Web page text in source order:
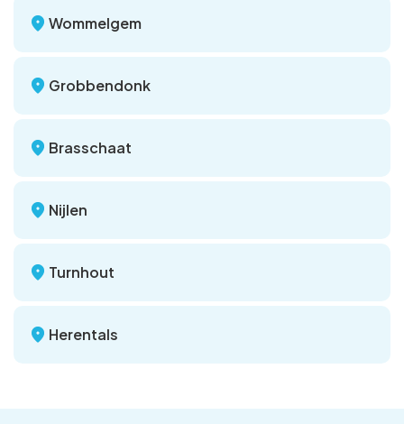
Wommelgem
Grobbendonk
Brasschaat
Nijlen
Turnhout
Herentals